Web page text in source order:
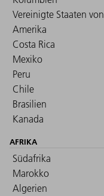
Vereinigte Staaten von
Amerika
Costa Rica
Mexiko
Peru
Chile
Brasilien
Kanada
AFRIKA
Südafrika
Marokko
Algerien